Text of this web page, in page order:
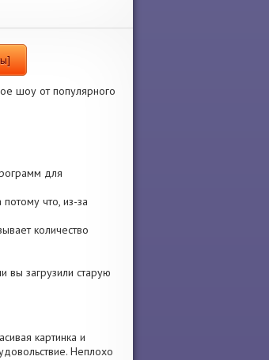
шоу от популярного
для
что, из-за
количество
вы загрузили старую
картинка и
Неплохо